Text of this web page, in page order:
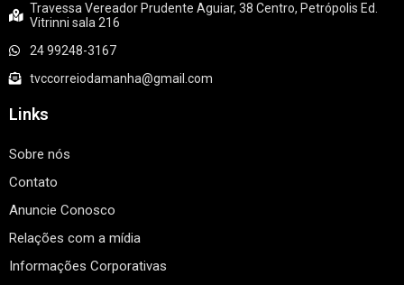
Travessa Vereador Prudente Aguiar, 38 Centro, Petrópolis Ed.
Vitrinni sala 216
24 99248-3167
tvccorreiodamanha@gmail.com
Links
Sobre nós
Contato
Anuncie Conosco
Relações com a mídia
Informações Corporativas